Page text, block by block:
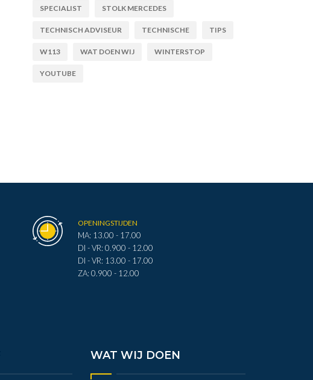
SPECIALIST STOLK MERCEDES
TECHNISCH ADVISEUR TECHNISCHE TIPS
W113 WAT DOEN WIJ WINTERSTOP
YOUTUBE
OPENINGSTIJDEN
MA: 13.00 - 17.00
DI - VR: 0.900 - 12.00
DI - VR: 13.00 - 17.00
ZA: 0.900 - 12.00
WAT WIJ DOEN